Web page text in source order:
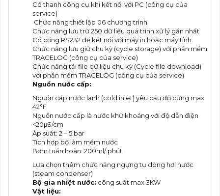
Có thanh công cụ khi kết nối với PC (công cụ của
service)
Chức năng thiết lập 06 chương trình
Chức năng lưu trữ 250 dữ liệu quá trình xử lý gần nhất
Có cổng RS232 để kết nối với máy in hoặc máy tính.
Chức năng lưu giữ chu kỳ (cycle storage) với phần mềm
TRACELOG (công cụ của service)
Chức năng tải file dữ liệu chu kỳ (Cycle file download)
với phần mềm TRACELOG (công cụ của service)
Nguồn nước cấp:
Nguồn cấp nước lạnh (cold inlet) yêu cầu độ cứng max
42°F
Nguồn nước cấp là nước khử khoáng với độ dẫn điện
<20μS/cm
Áp suất: 2 – 5 bar
Tích hợp bộ làm mềm nước
Bơm tuần hoàn: 200ml/ phút
Lựa chọn thêm chức năng ngựng tụ dòng hơi nước
(steam condenser)
Bộ gia nhiệt nước: công suất max 3KW
Vật liệu: